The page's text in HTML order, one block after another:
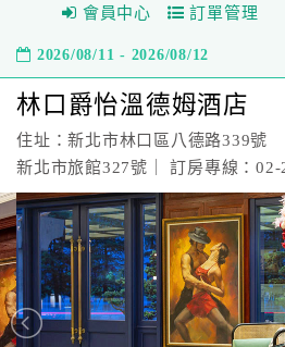
會員中心 訂單管理
2026/08/11 - 2026/08/12
林口爵怡溫德姆酒店
住址：新北市林口區八德路339號
新北市旅館327號｜ 訂房專線：02-